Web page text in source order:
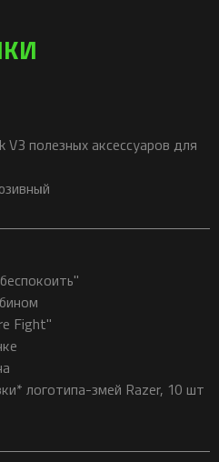
полезных аксессуаров для
Fight"
логотипа-змей Razer, 10 шт